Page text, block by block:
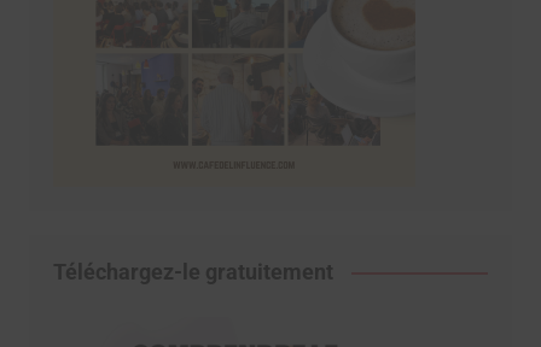
Téléchargez-le gratuitement